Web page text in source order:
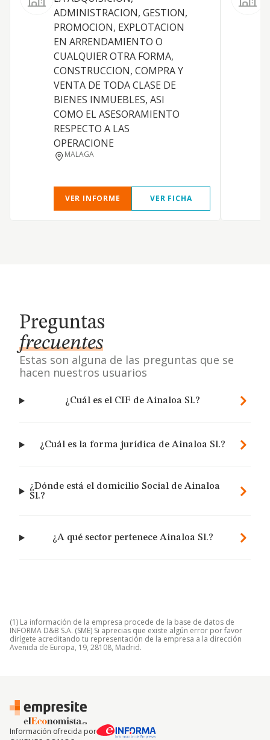
ADMINISTRACION, GESTION,
PROMOCION, EXPLOTACION
EN ARRENDAMIENTO O
CUALQUIER OTRA FORMA,
CONSTRUCCION, COMPRA Y
VENTA DE TODA CLASE DE
BIENES INMUEBLES, ASI
COMO EL ASESORAMIENTO
RESPECTO A LAS
OPERACIONE
MALAGA
VER INFORME VER FICHA
Preguntas
frecuentes
Estas son alguna de las preguntas que se
hacen nuestros usuarios
¿Cuál es el CIF de Ainaloa Sl.?
¿Cuál es la forma jurídica de Ainaloa Sl.?
¿Dónde está el domicilio Social de Ainaloa
Sl.?
¿A qué sector pertenece Ainaloa Sl.?
(1) La información de la empresa procede de la base de datos de
INFORMA D&B S.A. (SME) Si aprecias que existe algún error por favor
dirígete acreditando tu representación de la empresa a la dirección
Avenida de Europa, 19, 28108, Madrid.
Información ofrecida por